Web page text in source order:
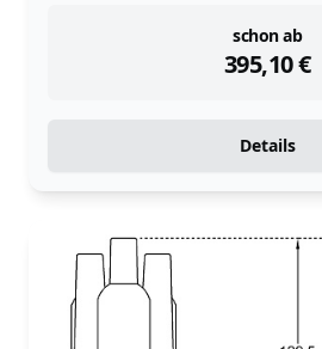
schon ab
395,10€
instock
Details